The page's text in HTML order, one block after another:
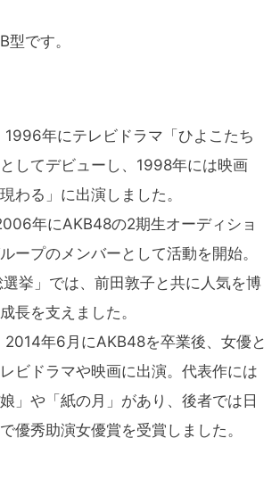
です。
年にテレビドラマ「ひよこたち
してデビューし、1998年には映画
わる」に出演しました。
年にAKB48の2期生オーディショ
ープのメンバーとして活動を開始。
挙」では、前田敦子と共に人気を博
長を支えました。
年6月にAKB48を卒業後、女優と
ビドラマや映画に出演。代表作には
娘」や「紙の月」があり、後者では日
優秀助演女優賞を受賞しました。